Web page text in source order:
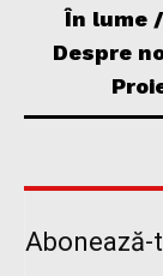
În lume
Despre